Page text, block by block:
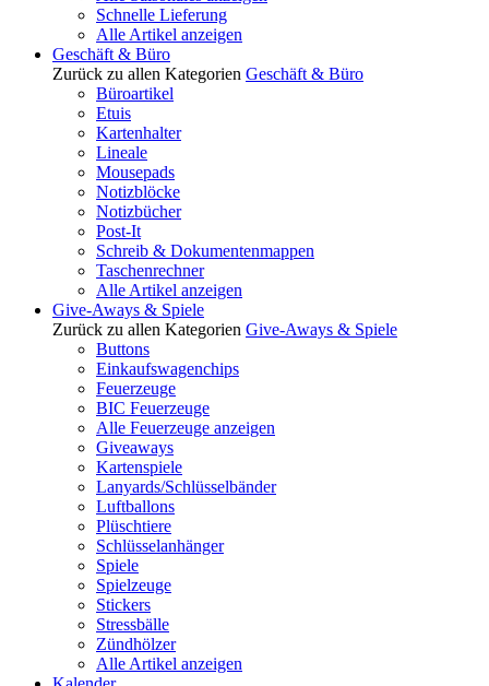
Schnelle Lieferung
Alle Artikel anzeigen
Geschäft & Büro
Zurück zu allen Kategorien Geschäft & Büro
Büroartikel
Etuis
Kartenhalter
Lineale
Mousepads
Notizblöcke
Notizbücher
Post-It
Schreib & Dokumentenmappen
Taschenrechner
Alle Artikel anzeigen
Give-Aways & Spiele
Zurück zu allen Kategorien Give-Aways & Spiele
Buttons
Einkaufswagenchips
Feuerzeuge
BIC Feuerzeuge
Alle Feuerzeuge anzeigen
Giveaways
Kartenspiele
Lanyards/Schlüsselbänder
Luftballons
Plüschtiere
Schlüsselanhänger
Spiele
Spielzeuge
Stickers
Stressbälle
Zündhölzer
Alle Artikel anzeigen